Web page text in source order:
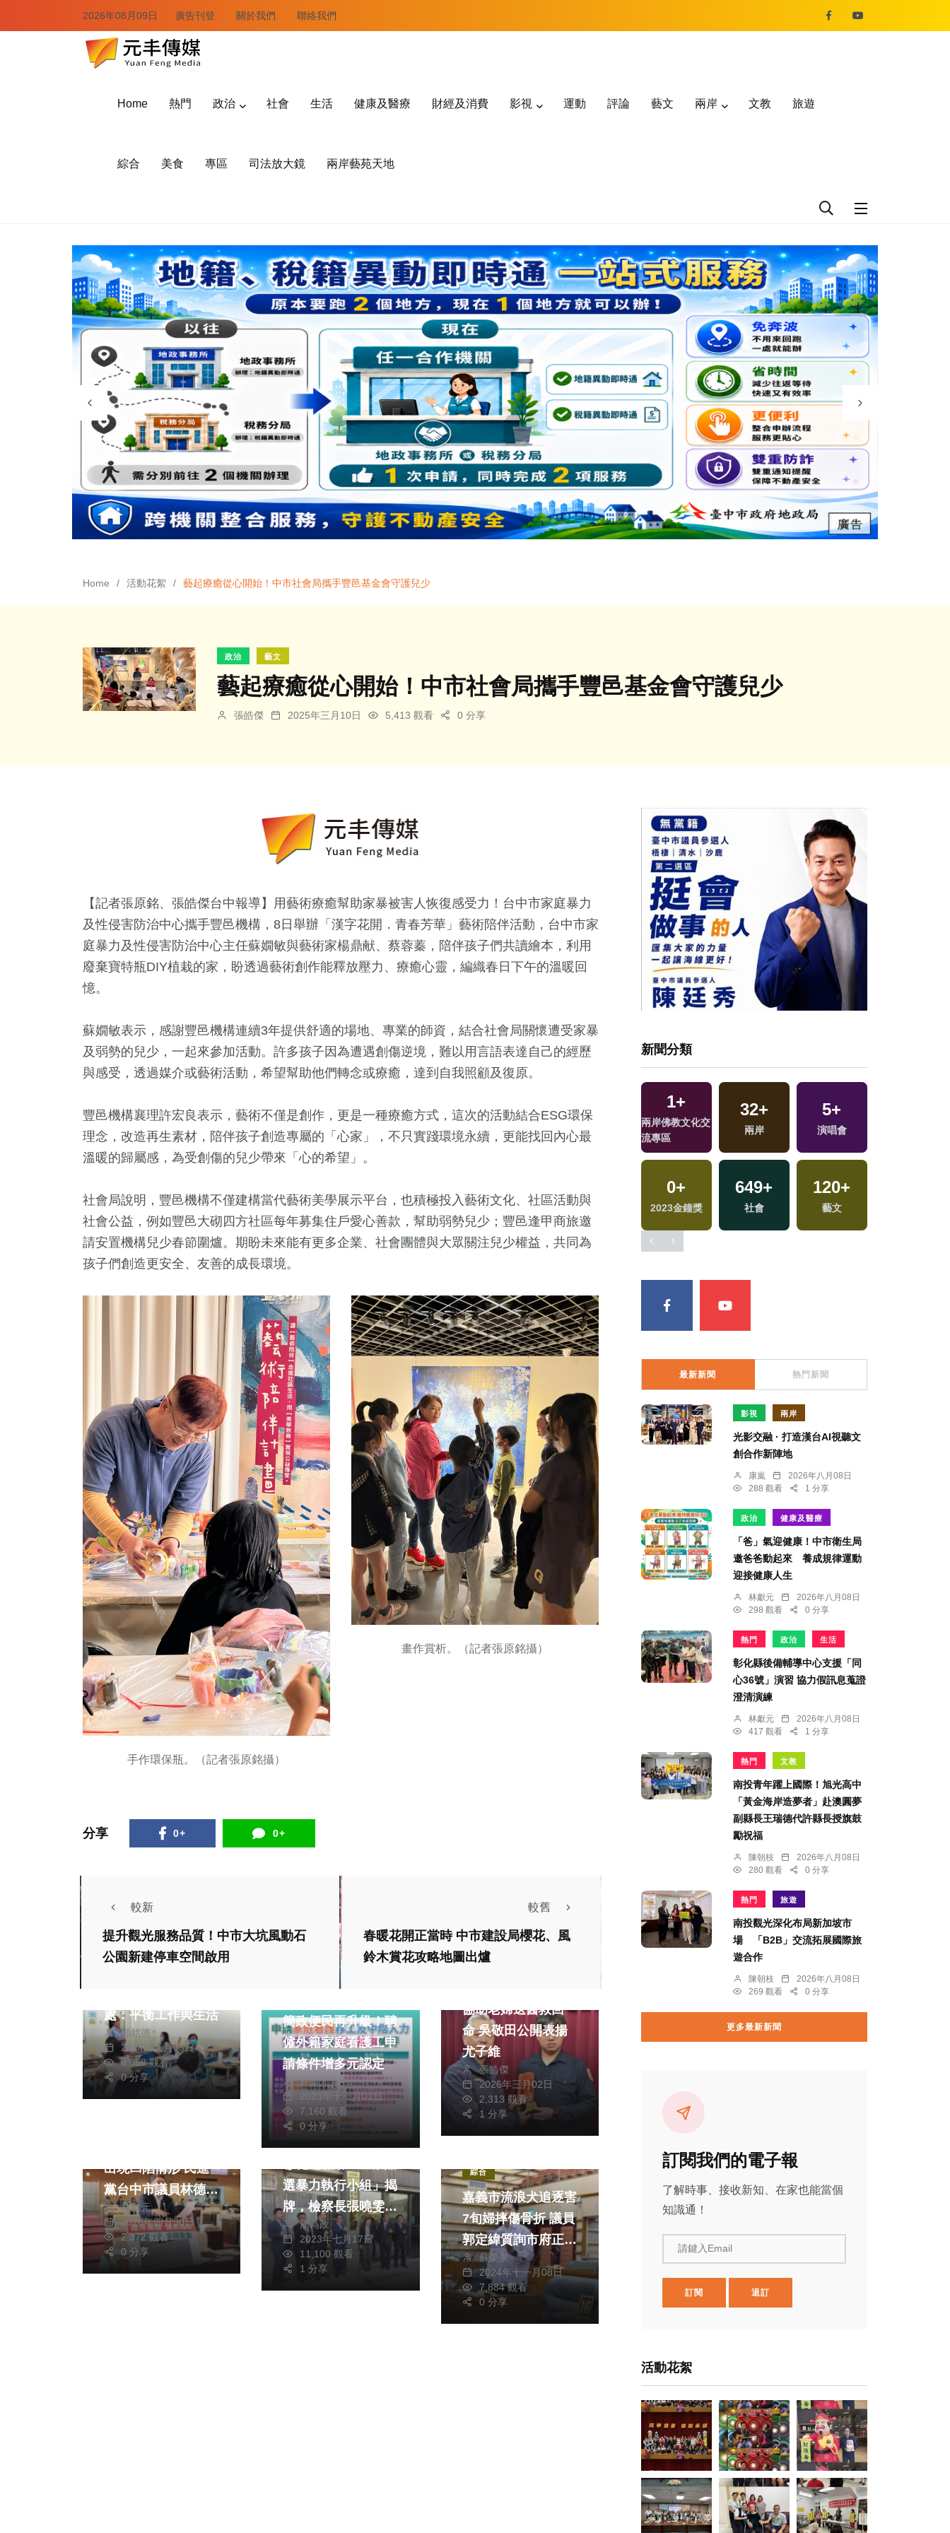
2026年08月09日 廣告刊登 關於我們 聯絡我們
Home 熱門 政治 社會 生活 健康及醫療 財經及消費 影視 運動 評論 藝文 兩岸 文教 旅遊
綜合 美食 專區 司法放大鏡 兩岸藝苑天地
Home 活動花絮 藝起療癒從心開始！中市社會局攜手豐邑基金會守護兒少
政治 藝文
藝起療癒從心開始！中市社會局攜手豐邑基金會守護兒少
張皓傑 2025年三月10日 5,413 觀看 0 分享
【記者張原銘、張皓傑台中報導】用藝術療癒幫助家暴被害人恢復感受力！台中市家庭暴力
及性侵害防治中心攜手豐邑機構，8日舉辦「漢字花開．青春芳華」藝術陪伴活動，台中市家
庭暴力及性侵害防治中心主任蘇嫺敏與藝術家楊鼎献、蔡蓉蓁，陪伴孩子們共讀繪本，利用
廢棄寶特瓶DIY植栽的家，盼透過藝術創作能釋放壓力、療癒心靈，編織春日下午的溫暖回
憶。
蘇嫺敏表示，感謝豐邑機構連續3年提供舒適的場地、專業的師資，結合社會局關懷遭受家暴
及弱勢的兒少，一起來參加活動。許多孩子因為遭遇創傷逆境，難以用言語表達自己的經歷
與感受，透過媒介或藝術活動，希望幫助他們轉念或療癒，達到自我照顧及復原。
豐邑機構襄理許宏良表示，藝術不僅是創作，更是一種療癒方式，這次的活動結合ESG環保
理念，改造再生素材，陪伴孩子創造專屬的「心家」，不只實踐環境永續，更能找回內心最
溫暖的歸屬感，為受創傷的兒少帶來「心的希望」。
社會局說明，豐邑機構不僅建構當代藝術美學展示平台，也積極投入藝術文化、社區活動與
社會公益，例如豐邑大砌四方社區每年募集住戶愛心善款，幫助弱勢兒少；豐邑逢甲商旅邀
請安置機構兒少春節圍爐。期盼未來能有更多企業、社會團體與大眾關注兒少權益，共同為
孩子們創造更安全、友善的成長環境。
手作環保瓶。（記者張原銘攝）
畫作賞析。（記者張原銘攝）
分享 0+ 0+
較新
提升觀光服務品質！中市大坑風動石
公園新建停車空間啟用
較舊
春暖花開正當時 中市建設局櫻花、風
鈴木賞花攻略地圖出爐
處：平衡工作與生活
鄭銘德
2024年五月05日
8,058 觀看
0 分享
簡政便民再升級！聘
僱外籍家庭看護工申
請條件增多元認定
林獻元
2023年十一月01日
7,160 觀看
0 分享
協助老婦送醫救回一
命 吳敬田公開表揚
尤子維
張皓傑
2026年三月02日
2,313 觀看
1 分享
出現凹陷情形 民進
黨台中市議員林德宇
要求建設局針對凹陷
路面及路基做透地雷
達及相關檢測，並盡
速重新鋪設改善，還
林獻元
2026年四月30日
2,372 觀看
0 分享
熱門 政治
社會 生活
選暴力執行小組」揭
牌，檢察長張曉雯
（右3）等首長握拳
宣示查賄決心。（照
片記者周為政攝）
周為政
2023年七月17日
11,100 觀看
1 分享
綜合
嘉義市流浪犬追逐害
7旬婦摔傷骨折 議員
郭定緯質詢市府正視
提高TNVR量能
蘇榮泉
2024年十一月08日
7,884 觀看
0 分享
新聞分類
319+
文教
236 +
財經及消費
270+
健康及醫療
326+
綜合
影視 美食 熱門
兩岸佛教文化交
流專區
32+
兩岸
2023金鐘獎 社會
4+
綜藝
16+
2024立委選戰
773
生活
0+
兩岸藝苑天地
6+
海峽論壇專區
519+
政治
最新新聞 熱門新聞
影視 兩岸
光影交融 · 打造漢台AI視聽文
創合作新陣地
康嵐
2026年八月08日
288 觀看
1 分享
政治 健康及醫療
「爸」氣迎健康！中市衛生局
邀爸爸動起來 養成規律運動
迎接健康人生
林獻元
2026年八月08日
298 觀看
0 分享
熱門 政治 生活
彰化縣後備輔導中心支援「同
心36號」演習 協力假訊息蒐證
澄清演練
林獻元
2026年八月08日
417 觀看
1 分享
熱門 文教
南投青年躍上國際！旭光高中
「黃金海岸造夢者」赴澳圓夢
副縣長王瑞德代許縣長授旗鼓
勵祝福
陳朝枝
2026年八月08日
280 觀看
0 分享
熱門 旅遊
南投觀光深化布局新加坡市
場 「B2B」交流拓展國際旅
遊合作
陳朝枝
2026年八月08日
269 觀看
0 分享
更多最新新聞
訂閱我們的電子報
了解時事、接收新知、在家也能當個
知識通！
請鍵入Email
訂閱 退訂
活動花絮